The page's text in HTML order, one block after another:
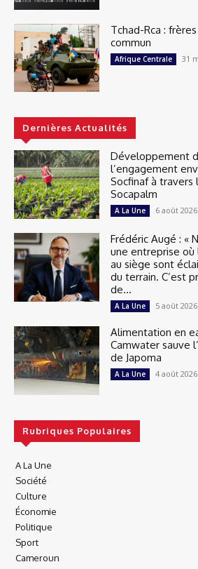
Tchad-Rca :
commun
Afrique Centrale 31
Dernières Actualités
Développement
l’engagement
Socfinaf à travers
Socapalm
A La Une 6 août 2026
Frédéric Augé : «
une entreprise où
au siège sont
du terrain. C’est
de...
A La Une 5 août 2026
Alimentation en
Camwater sauve
de Japoma
A La Une 4 août 2026
Rubriques Populaires
A La Une
Société
Culture
Économie
Politique
Sport
Cameroun